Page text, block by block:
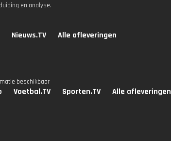
en analyse.
Nieuws.TV Alle afleveringen
beschikbaar
Voetbal.TV Sporten.TV Alle afleveringen